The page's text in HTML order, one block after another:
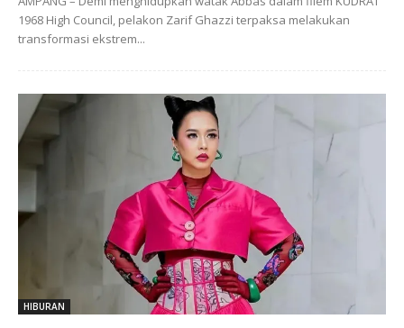
1968 High Council, pelakon Zarif Ghazzi terpaksa melakukan
transformasi ekstrem...
HIBURAN